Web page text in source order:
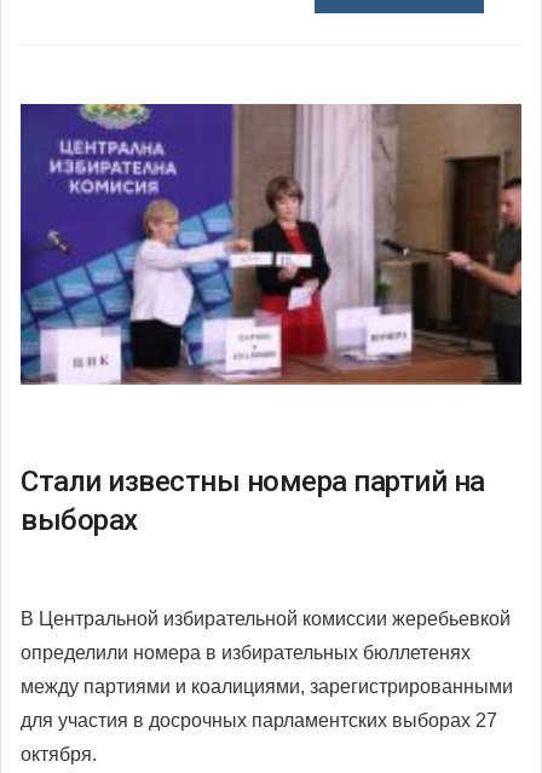
Стали известны номера партий на
выборах
В Центральной избирательной комиссии жеребьевкой
определили номера в избирательных бюллетенях
между партиями и коалициями, зарегистрированными
для участия в досрочных парламентских выборах 27
октября.